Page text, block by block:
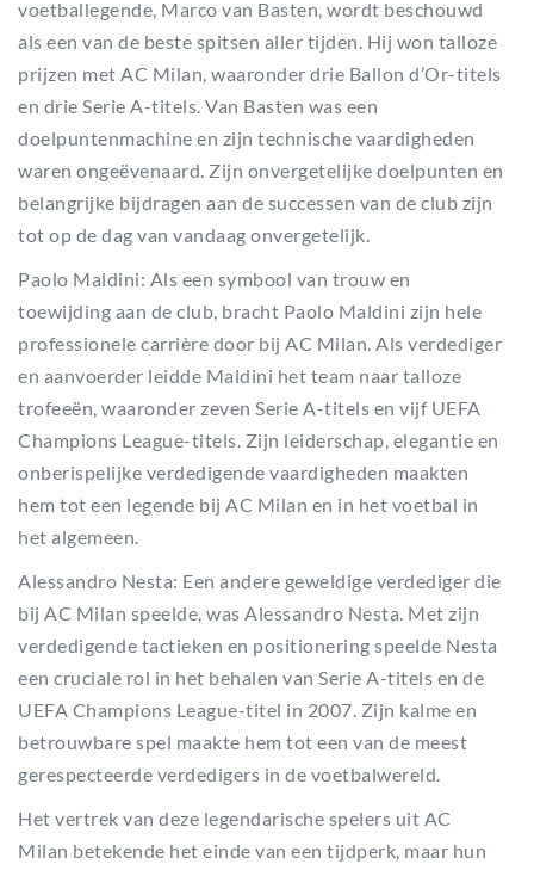
voetballegende, Marco van Basten, wordt beschouwd
als een van de beste spitsen aller tijden. Hij won talloze
prijzen met AC Milan, waaronder drie Ballon d’Or-titels
en drie Serie A-titels. Van Basten was een
doelpuntenmachine en zijn technische vaardigheden
waren ongeëvenaard. Zijn onvergetelijke doelpunten en
belangrijke bijdragen aan de successen van de club zijn
tot op de dag van vandaag onvergetelijk.
Paolo Maldini: Als een symbool van trouw en
toewijding aan de club, bracht Paolo Maldini zijn hele
professionele carrière door bij AC Milan. Als verdediger
en aanvoerder leidde Maldini het team naar talloze
trofeeën, waaronder zeven Serie A-titels en vijf UEFA
Champions League-titels. Zijn leiderschap, elegantie en
onberispelijke verdedigende vaardigheden maakten
hem tot een legende bij AC Milan en in het voetbal in
het algemeen.
Alessandro Nesta: Een andere geweldige verdediger die
bij AC Milan speelde, was Alessandro Nesta. Met zijn
verdedigende tactieken en positionering speelde Nesta
een cruciale rol in het behalen van Serie A-titels en de
UEFA Champions League-titel in 2007. Zijn kalme en
betrouwbare spel maakte hem tot een van de meest
gerespecteerde verdedigers in de voetbalwereld.
Het vertrek van deze legendarische spelers uit AC
Milan betekende het einde van een tijdperk, maar hun